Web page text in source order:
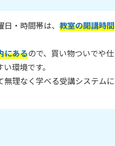
・時間帯は、 教室の開講時間
にあるので、買い物ついでや仕
環境です。
無理なく学べる受講システムに